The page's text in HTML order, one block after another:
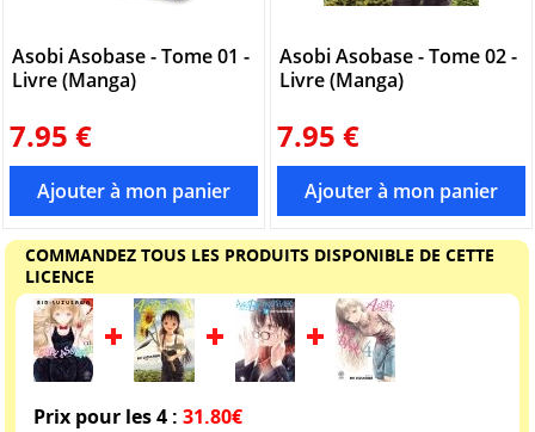
Asobi Asobase - Tome 01 -
Livre (Manga)
7.95 €
Asobi Asobase - Tome 02 -
Livre (Manga)
7.95 €
COMMANDEZ TOUS LES PRODUITS DISPONIBLE DE CETTE
LICENCE
Prix pour les 4 : 31.80€